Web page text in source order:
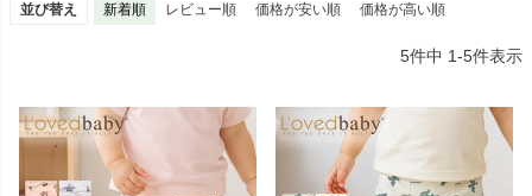
並び替え 新着順 レビュー順 価格が安い順 価格が高い順
5件中 1-5件表示